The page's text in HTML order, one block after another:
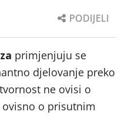
PODIJELI
primjenjuju se
djelovanje preko
ne ovisi o
o prisutnim